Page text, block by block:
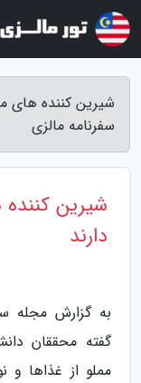
شیرین کننده های
سفرنامه مالزی
شیرین
دارند
به گزارش مجله
گفته محققان
مملو از غذاها